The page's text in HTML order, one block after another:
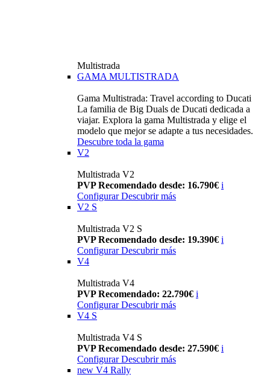
Multistrada
GAMA MULTISTRADA
Gama Multistrada: Travel according to Ducati
La familia de Big Duals de Ducati dedicada a
viajar. Explora la gama Multistrada y elige el
modelo que mejor se adapte a tus necesidades.
Descubre toda la gama
V2
Multistrada V2
PVP Recomendado desde: 16.790€ i
Configurar Descubrir más
V2 S
Multistrada V2 S
PVP Recomendado desde: 19.390€ i
Configurar Descubrir más
V4
Multistrada V4
PVP Recomendado: 22.790€ i
Configurar Descubrir más
V4 S
Multistrada V4 S
PVP Recomendado desde: 27.590€ i
Configurar Descubrir más
new V4 Rally